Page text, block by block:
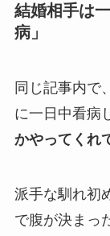
結婚相手は
病」
同じ記事内で
に一日中看病
かやってくれ
派手な馴れ初
で腹が決まっ